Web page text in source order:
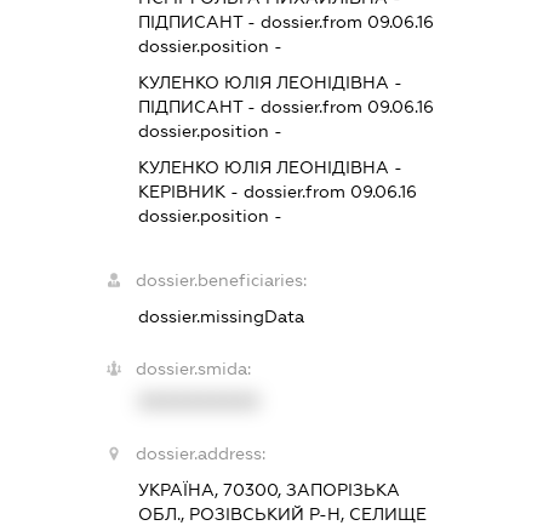
ПІДПИСАНТ- dossier.from 09.06.16
dossier.position -
КУЛЕНКО ЮЛІЯ ЛЕОНІДІВНА -
ПІДПИСАНТ- dossier.from 09.06.16
dossier.position -
КУЛЕНКО ЮЛІЯ ЛЕОНІДІВНА -
КЕРІВНИК - dossier.from 09.06.16
dossier.position -
dossier.beneficiaries:
dossier.missingData
dossier.smida:
dossier.address:
УКРАЇНА, 70300, ЗАПОРІЗЬКА
ОБЛ., РОЗІВСЬКИЙ Р-Н, СЕЛИЩЕ